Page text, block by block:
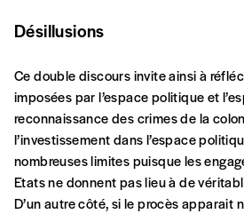
Désillusions
Ce double discours invite ainsi à
imposées par l’espace politique et
reconnaissance des crimes de la
l’investissement dans l’espace
nombreuses limites puisque les
Etats ne donnent pas lieu à de
D’un autre côté, si le procès apparait